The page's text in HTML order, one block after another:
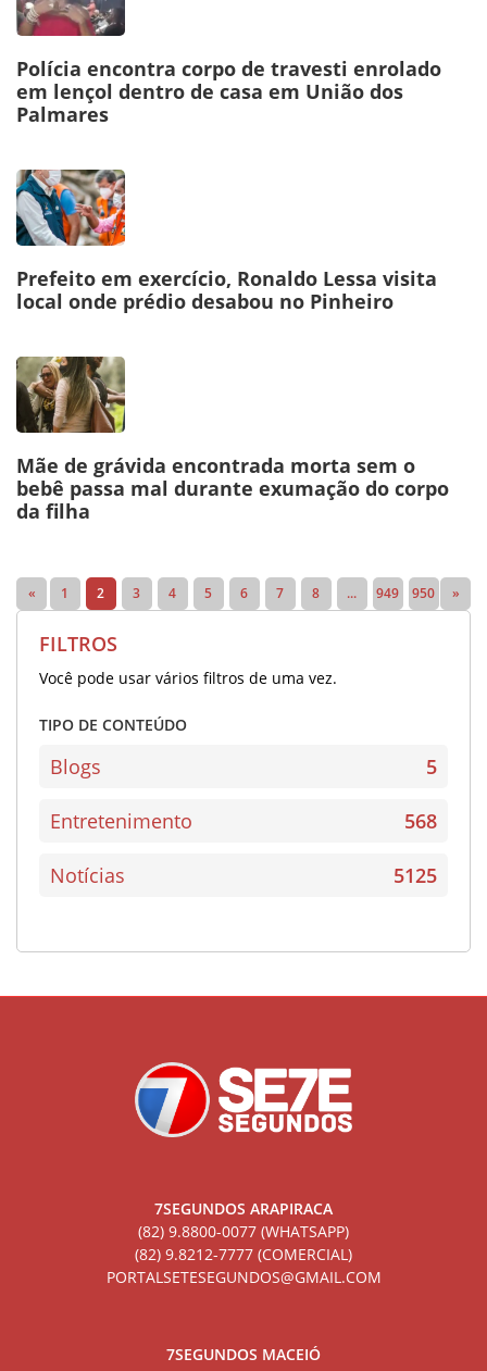
Polícia encontra corpo de travesti enrolado
em lençol dentro de casa em União dos
Palmares
Prefeito em exercício, Ronaldo Lessa visita
local onde prédio desabou no Pinheiro
Mãe de grávida encontrada morta sem o
bebê passa mal durante exumação do corpo
da filha
« 1 2 3 4 5 6 7 8 ... 949 950 »
FILTROS
Você pode usar vários filtros de uma vez.
TIPO DE CONTEÚDO
Blogs 5
Entretenimento 568
Notícias 5125
7SEGUNDOS ARAPIRACA
(82) 9.8800-0077 (WHATSAPP)
(82) 9.8212-7777 (COMERCIAL)
PORTALSETESEGUNDOS@GMAIL.COM
7SEGUNDOS MACEIÓ